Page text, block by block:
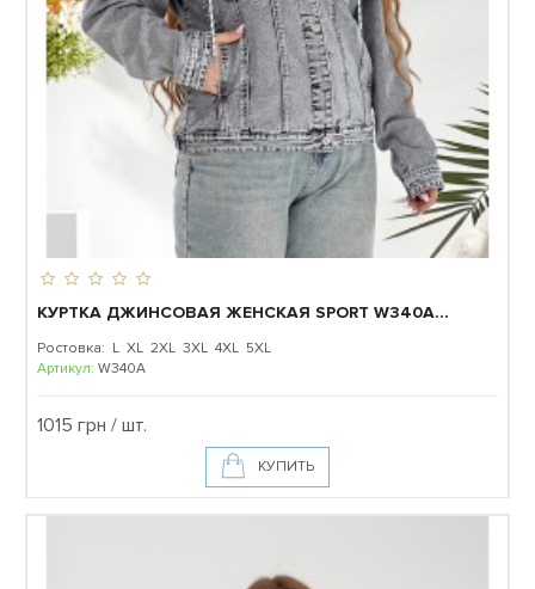
КУРТКА ДЖИНСОВАЯ ЖЕНСКАЯ SPORT W340A...
Ростовка: L XL 2XL 3XL 4XL 5XL
Артикул: W340A
1015 грн / шт.
КУПИТЬ